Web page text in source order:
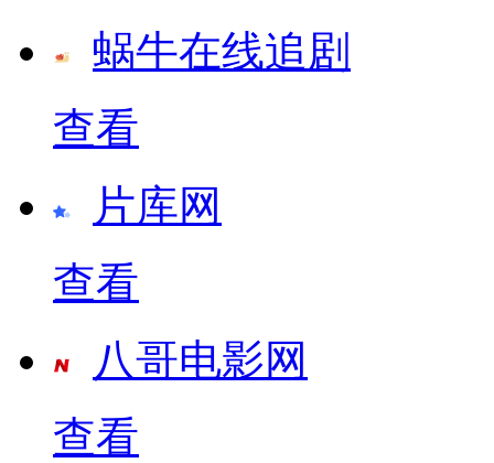
蜗牛在线追剧
查看
片库网
查看
八哥电影网
查看